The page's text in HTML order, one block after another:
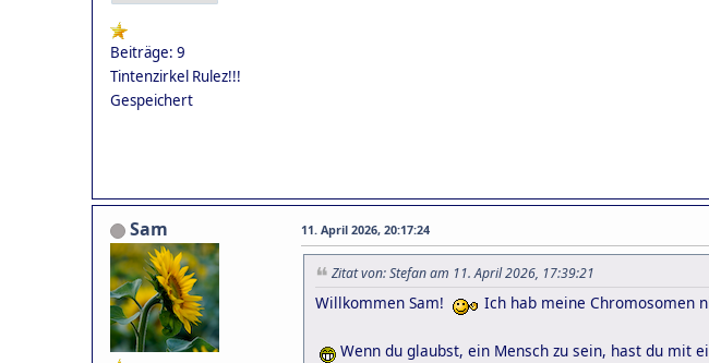
Beiträge: 9
Tintenzirkel Rulez!!!
Gespeichert
Sam 11. April 2026, 20:17:24
Zitat von: Stefan am 11. April 2026, 17:39:21
Willkommen Sam! Ich hab meine Chromosomen
Wenn du glaubst, ein Mensch zu sein, hast du mit